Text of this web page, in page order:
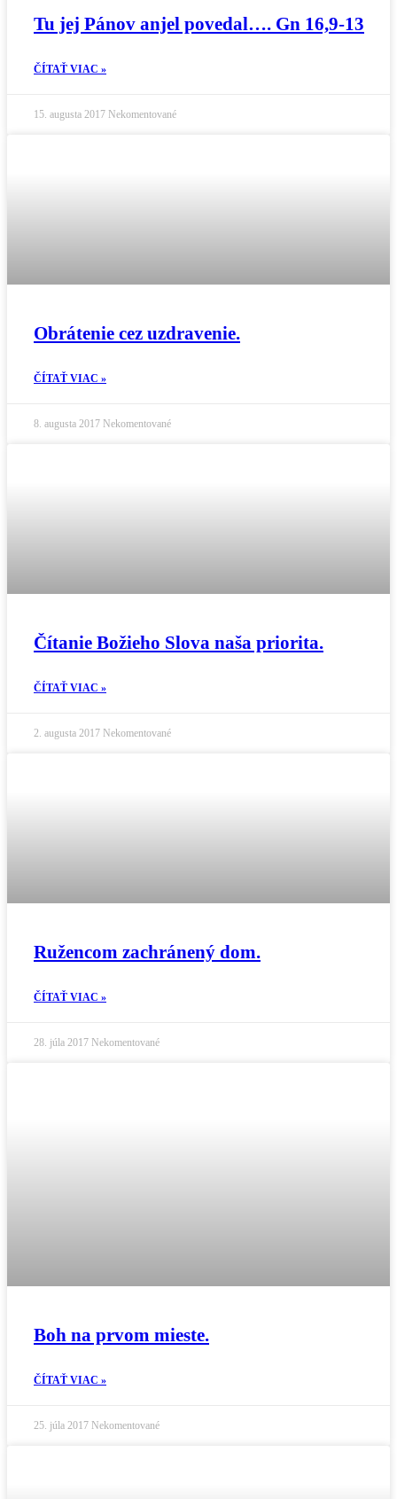
Tu jej Pánov anjel povedal…. Gn 16,9-13
ČÍTAŤ VIAC »
15. augusta 2017 Nekomentované
Obrátenie cez uzdravenie.
ČÍTAŤ VIAC »
8. augusta 2017 Nekomentované
Čítanie Božieho Slova naša priorita.
ČÍTAŤ VIAC »
2. augusta 2017 Nekomentované
Ružencom zachránený dom.
ČÍTAŤ VIAC »
28. júla 2017 Nekomentované
Boh na prvom mieste.
ČÍTAŤ VIAC »
25. júla 2017 Nekomentované